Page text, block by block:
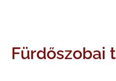
Fürdőszobai